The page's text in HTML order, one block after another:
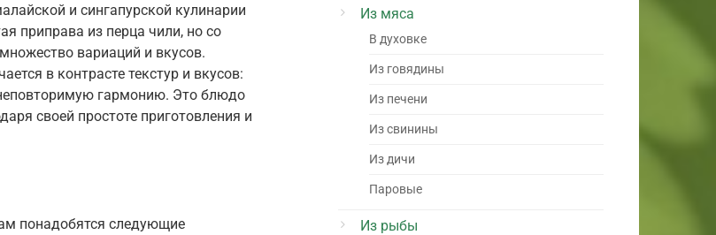
и сингапурской кулинарии
приправа из перца чили, но со
вариаций и вкусов.
в контрасте текстур и вкусов:
гармонию. Это блюдо
своей простоте приготовления и
понадобятся следующие
Из мяса
В духовке
Из говядины
Из печени
Из свинины
Из дичи
Паровые
Из рыбы